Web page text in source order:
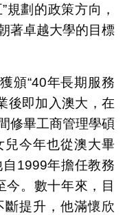
規劃的政策方向，
著卓越大學的目標
頒“40年長期服務
後即加入澳大，在
修畢工商管理學碩
兒今年也從澳大畢
1999年擔任教務
今。數十年來，目
提升，他滿懷欣